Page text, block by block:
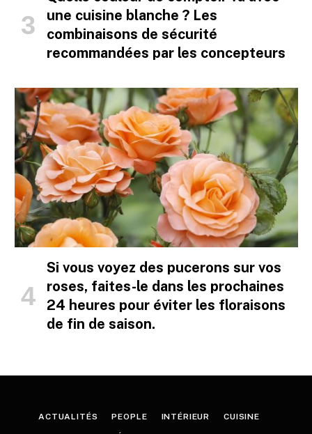
une cuisine blanche ? Les
combinaisons de sécurité
recommandées par les concepteurs
Si vous voyez des pucerons sur vos
roses, faites-le dans les prochaines
24 heures pour éviter les floraisons
de fin de saison.
ACTUALITÉS PEOPLE INTÉRIEUR CUISINE